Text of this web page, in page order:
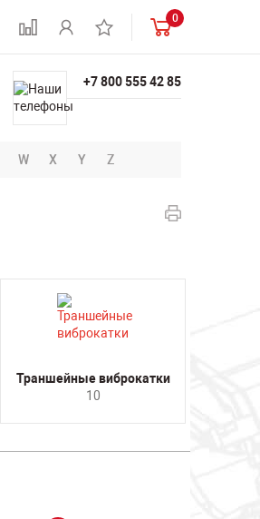
0
+7 800 555 42 85
W X Y Z
Траншейные виброкатки
10